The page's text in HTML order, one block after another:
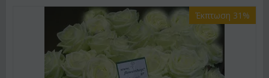
Έκπτωση 31%